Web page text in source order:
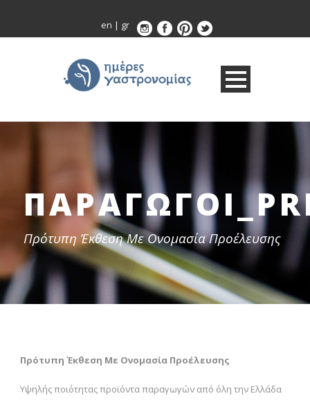
en | gr
Πρότυπη Έκθεση Με Ονομασία Προέλευσης
Πρότυπη Έκθεση Με Ονομασία Προέλευσης
Υψηλής ποιότητας προϊόντα παραγωγών από όλη την Ελλάδα